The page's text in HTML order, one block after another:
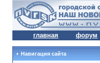
главная форум
Навигация сайта